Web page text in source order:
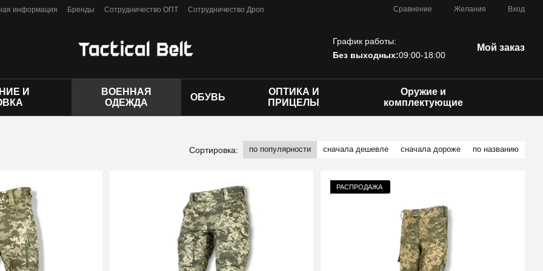
информация Бренды Сотрудничество ОПТ
Сотрудничество Дроп
Сравнение Желания Вход
График работы:
Без выходных:09:00-18:00
Мой заказ
И
ВОЕННАЯ
ОДЕЖДА
ОБУВЬ
ОПТИКА И
ПРИЦЕЛЫ
Оружие и
комплектующие
Сортировка: по популярности сначала дешевле сначала дороже по названию
РАСПРОДАЖА